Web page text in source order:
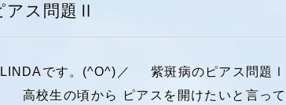
アス問題Ⅱ
です。(^O^)／ 紫斑病のピアス問題Ⅰ
高校生の頃から ピアスを開けたいと言って